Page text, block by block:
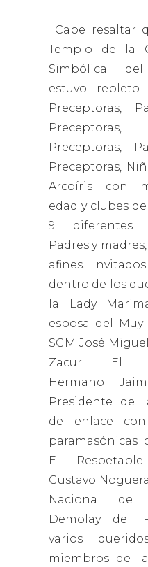
Cabe resaltar
Templo de la
Simbólica del
estuvo repleto
Preceptoras,
Preceptoras,
Preceptoras,
Arcoíris con
edad y clubes
9 diferentes
Padres y
afines.
dentro de los
la Lady
esposa del Muy
SGM José
Zacur. El
Hermano
Presidente de
de enlace
paramasónicas
El
Gustavo
Nacional de
Demolay del
varios
miembros de